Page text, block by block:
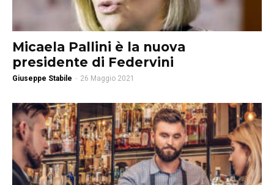
Micaela Pallini è la nuova
presidente di Federvini
Giuseppe Stabile - 26 Maggio 2021